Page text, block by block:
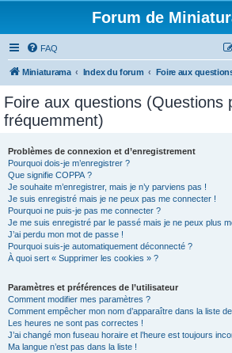
Forum de
FAQ
Miniaturama Index du forum
Foire aux questions (Questions
fréquemment)
Problèmes de connexion et d’enregistrement
Pourquoi dois-je m’enregistrer ?
Que signifie COPPA ?
Je souhaite m’enregistrer, mais je n’y parviens pas !
Je suis enregistré mais je ne peux pas me connecter !
Pourquoi ne puis-je pas me connecter ?
Je me suis enregistré par le passé mais je ne peux plus
J’ai perdu mon mot de passe !
Pourquoi suis-je automatiquement déconnecté ?
À quoi sert « Supprimer les cookies » ?
Paramètres et préférences de l’utilisateur
Comment modifier mes paramètres ?
Comment empêcher mon nom d’apparaître dans la liste
Les heures ne sont pas correctes !
J’ai changé mon fuseau horaire et l’heure est toujours
Ma langue n’est pas dans la liste !